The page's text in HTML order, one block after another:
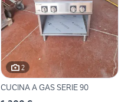
2
CUCINA A GAS SERIE 90